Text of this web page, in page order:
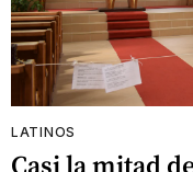
LATINOS